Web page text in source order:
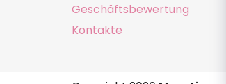
Geschäftsbewertung
Kontakte